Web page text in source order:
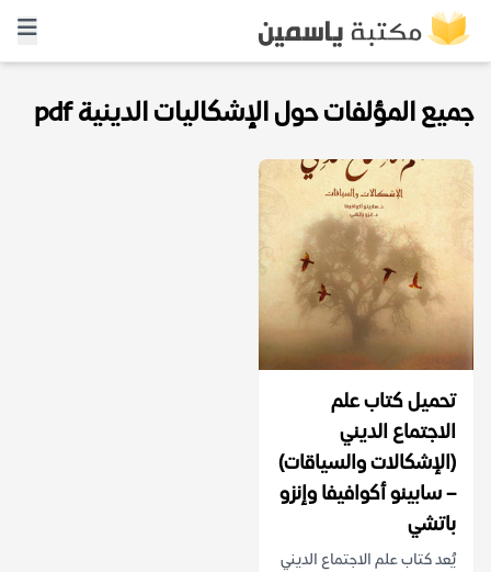
جميع المؤلفات حول الإشكاليات الدينية pdf
تحميل كتاب علم
الاجتماع الديني
(الإشكالات والسياقات)
– سابينو أكوافيفا وإنزو
باتشي
يُعد كتاب علم الاجتماع الديني